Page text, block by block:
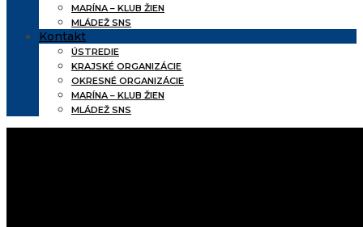
MARÍNA – KLUB ŽIEN
MLÁDEŽ SNS
Kontakt
ÚSTREDIE
KRAJSKÉ ORGANIZÁCIE
OKRESNÉ ORGANIZÁCIE
MARÍNA – KLUB ŽIEN
MLÁDEŽ SNS